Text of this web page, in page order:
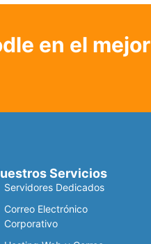
en el mejor
Servicios
Servidores Dedicados
Correo Electrónico
Corporativo